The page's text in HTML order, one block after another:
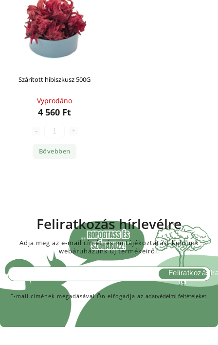
Szárított hibiszkusz 500G
Vyprodáno
4 560 Ft
Bővebben
Feliratkozás hírlevélre
Adja meg az e-mail címét, és mi tájékoztatást küldünk
webáruházunk új termékeiről.
E-mail címének megadásával Ön elfogadja az adatvédelmi feltételeket.
Feliratkozás